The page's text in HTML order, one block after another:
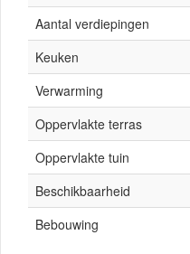
Aantal verdiepingen
Keuken
Verwarming
Oppervlakte terras
Oppervlakte tuin
Beschikbaarheid
Bebouwing